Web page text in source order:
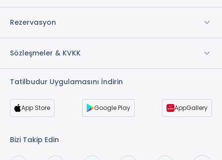
Rezervasyon
Sözleşmeler & KVKK
Tatilbudur Uygulamasını İndirin
App Store Google Play AppGallery
Bizi Takip Edin